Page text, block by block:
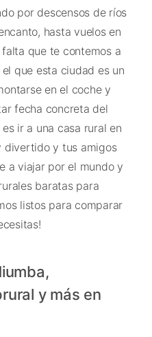
por descensos de ríos
hasta vuelos en
que te contemos a
que esta ciudad es un
en el coche y
fecha concreta del
ir a una casa rural en
divertido y tus amigos
a viajar por el mundo y
baratas para
listos para comparar
y más en